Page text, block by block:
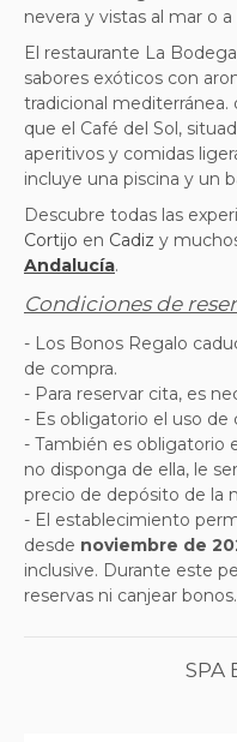
nevera y vistas al mar o
El restaurante La
sabores exóticos con
tradicional mediterránea.
que el Café del Sol,
aperitivos y comidas
incluye una piscina y un
Descubre todas las
Cortijo en Cadiz y
Andalucía.
Condiciones de
- Los Bonos Regalo
de compra.
- Para reservar cita, es
- Es obligatorio el uso de
- También es obligatorio
no disponga de ella, le
precio de depósito de la
- El establecimiento
desde noviembre de
inclusive. Durante este
reservas ni canjear bonos.
SPA